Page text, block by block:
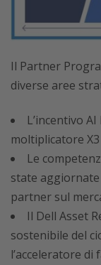
Il Partner
diverse aree
L’incentivo
moltiplicatore
Le
state
partner sul
Il Dell Asset
sostenibile del
l’acceleratore